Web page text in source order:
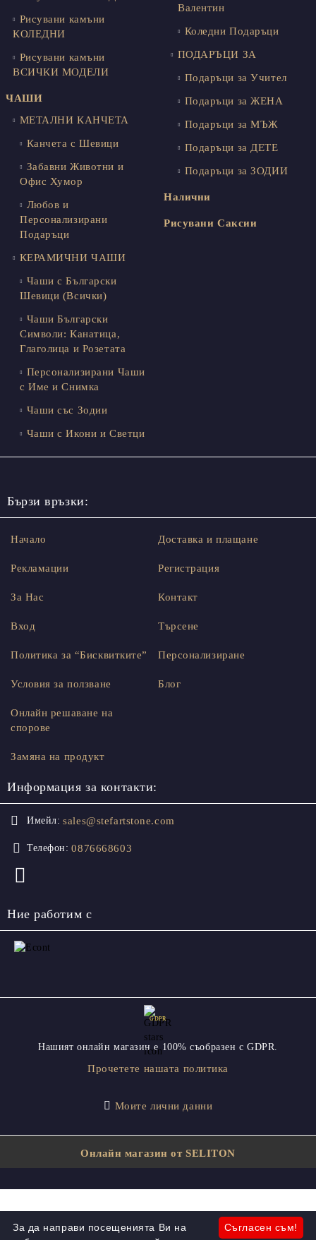
Рисувани камъни
КОЛЕДНИ
Рисувани камъни
ВСИЧКИ МОДЕЛИ
ЧАШИ
МЕТАЛНИ КАНЧЕТА
Канчета с Шевици
Забавни Животни и
Офис Хумор
Любов и
Персонализирани
Подаръци
КЕРАМИЧНИ ЧАШИ
Чаши с Български
Шевици (Всички)
Чаши Български
Символи: Канатица,
Глаголица и Розетата
Персонализирани Чаши
с Име и Снимка
Чаши със Зодии
Чаши с Икони и Светци
Валентин
Коледни Подаръци
ПОДАРЪЦИ ЗА
Подаръци за Учител
Подаръци за ЖЕНА
Подаръци за МЪЖ
Подаръци за ДЕТЕ
Подаръци за ЗОДИИ
Налични
Рисувани Саксии
Бързи връзки:
Начало
Рекламации
За Нас
Вход
Доставка и плащане
Регистрация
Контакт
Търсене
Политика за “Бисквитките”
Условия за ползване
Онлайн решаване на
спорове
Замяна на продукт
Персонализиране
Блог
Информация за контакти:
Имейл: sales@stefartstone.com
Телефон: 0876668603
Ние работим с
GDPR
Нашият онлайн магазин е 100% съобразен с GDPR.
Прочетете нашата политика
Моите лични данни
Онлайн магазин от SELITON
Съгласен съм!
За да направи посещенията Ви на